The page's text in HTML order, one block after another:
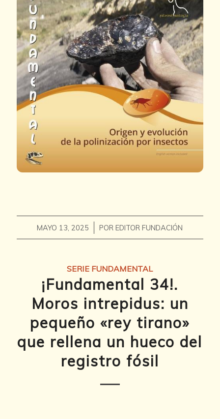
MAYO 13, 2025
/ POREDITOR FUNDACIÓN
SERIE FUNDAMENTAL
¡Fundamental 34!.
Moros intrepidus: un
pequeño «rey tirano»
que rellena un hueco del
registro fósil